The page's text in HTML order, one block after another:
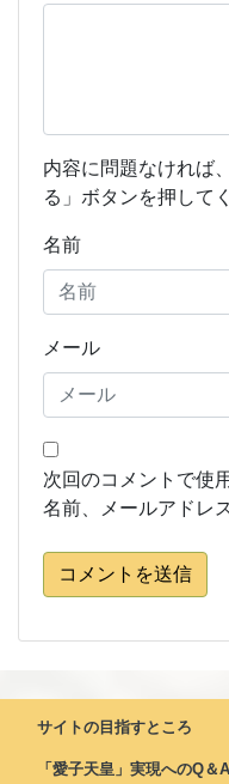
内容に問題なければ
る」ボタンを押して
名前
メール
次回のコメントで使
名前、メールアドレ
コメントを送信
サイトの目指すところ
「愛子天皇」実現へのQ＆A